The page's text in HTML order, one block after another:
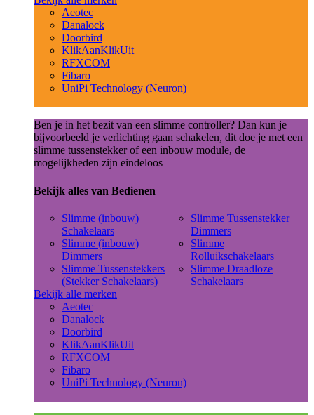
Aeotec
Danalock
Doorbird
KlikAanKlikUit
RFXCOM
Fibaro
UniPi Technology (Neuron)
Ben je in het bezit van een slimme controller? Dan kun je
bijvoorbeeld je verlichting gaan schakelen, dit doe je met een
slimme tussenstekker of een inbouw module, de
mogelijkheden zijn eindeloos
Bekijk alles van Bedienen
Slimme (inbouw)
Schakelaars
Slimme (inbouw)
Dimmers
Slimme Tussenstekkers
(Stekker Schakelaars)
Slimme Tussenstekker
Dimmers
Slimme
Rolluikschakelaars
Slimme Draadloze
Schakelaars
Bekijk alle merken
Aeotec
Danalock
Doorbird
KlikAanKlikUit
RFXCOM
Fibaro
UniPi Technology (Neuron)